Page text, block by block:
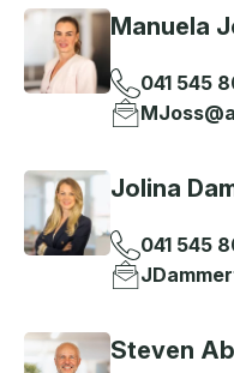
Manuela
041 545
Jolina
041 545
Steven